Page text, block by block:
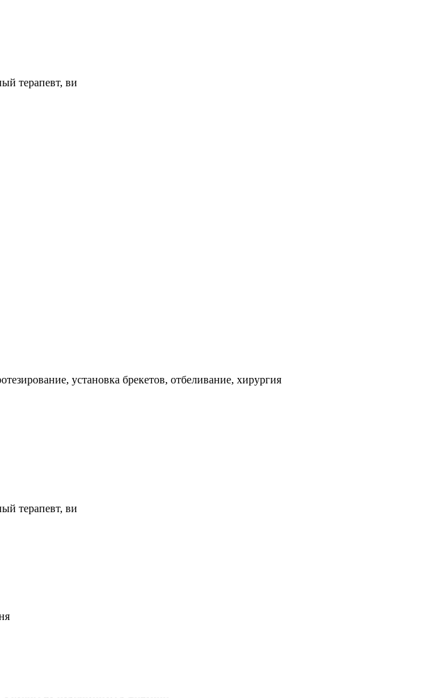
терапевт, ви
установка брекетов, отбеливание, хирургия
терапевт, ви